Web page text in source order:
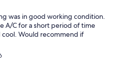
was in good working condition.
A/C for a short period of time
Would recommend if